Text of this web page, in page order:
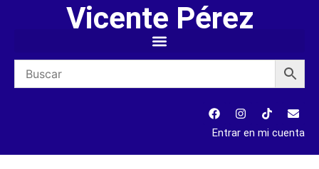
Vicente Pérez
Entrar en mi cuenta